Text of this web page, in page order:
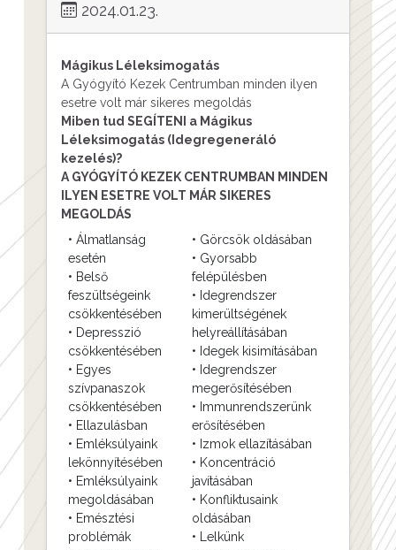
2024.01.23.
Mágikus Léleksimogatás
A Gyógyító Kezek Centrumban minden ilyen
esetre volt már sikeres megoldás
Miben tud SEGÍTENI a Mágikus
Léleksimogatás (Idegregeneráló
kezelés)?
A GYÓGYÍTÓ KEZEK CENTRUMBAN MINDEN
ILYEN ESETRE VOLT MÁR SIKERES
MEGOLDÁS
• Álmatlanság
esetén
• Belső
feszültségeink
csökkentésében
• Depresszió
csökkentésében
• Egyes
szívpanaszok
csökkentésében
• Ellazulásban
• Emléksúlyaink
lekönnyítésében
• Emléksúlyaink
megoldásában
• Emésztési
problémák
• Görcsök oldásában
• Gyorsabb
felépülésben
• Idegrendszer
kimerültségének
helyreállításában
• Idegek kisimításában
• Idegrendszer
megerősítésében
• Immunrendszerünk
erősítésében
• Izmok ellazításában
• Koncentráció
javításában
• Konfliktusaink
oldásában
• Lelkünk